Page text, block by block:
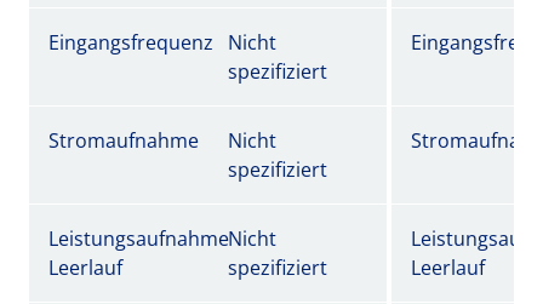
Eingangsfrequenz
Nicht
spezifiziert
Stromaufnahme
Nicht
spezifiziert
Leistungsaufnahme
Leerlauf
Nicht
spezifiziert
Leerlauf